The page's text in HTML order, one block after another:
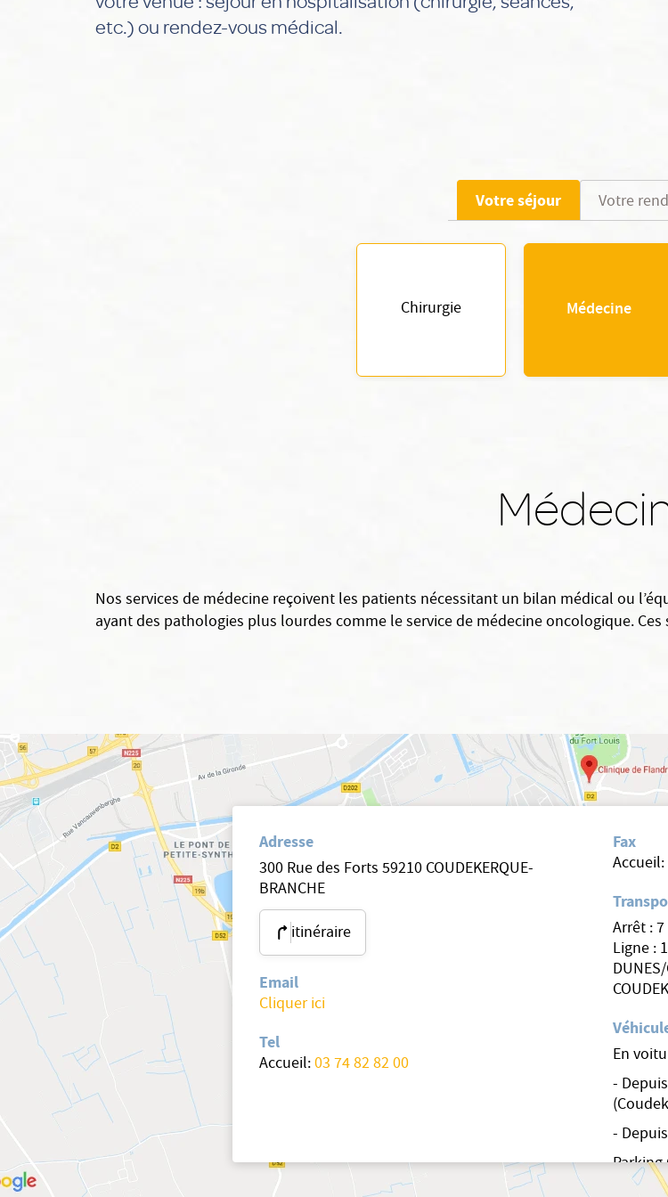
etc.) ou rendez-vous médical.
Votre séjour Votre
Chirurgie Médecine
Nos services de médecine reçoivent les patients nécessitant un bilan médical ou
ayant des pathologies plus lourdes comme le service de médecine oncologique.
Adresse
300 Rue des Forts 59210 COUDEKERQUE-
BRANCHE
itinéraire
Email
Cliquer ici
Tel
Accueil:03 74 82 82 00
Fax
Accueil:
Arrêt : 7
Ligne :
En
-
-